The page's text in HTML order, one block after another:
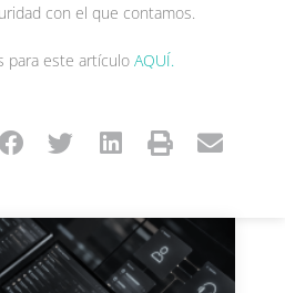
con el que contamos.
para este artículo AQUÍ.